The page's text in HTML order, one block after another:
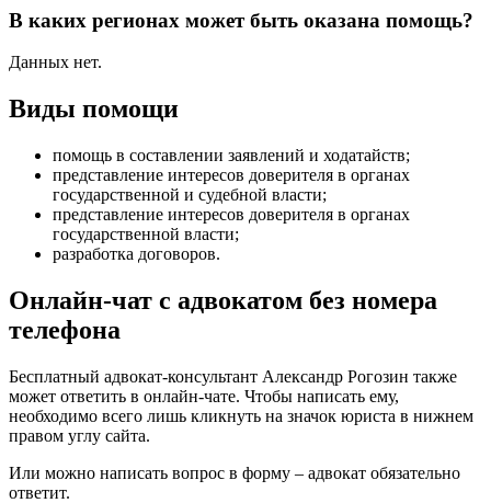
В каких регионах может быть оказана помощь?
Данных нет.
Виды помощи
помощь в составлении заявлений и ходатайств;
представление интересов доверителя в органах
государственной и судебной власти;
представление интересов доверителя в органах
государственной власти;
разработка договоров.
Онлайн-чат с адвокатом без номера
телефона
Бесплатный адвокат-консультант Александр Рогозин также
может ответить в онлайн-чате. Чтобы написать ему,
необходимо всего лишь кликнуть на значок юриста в нижнем
правом углу сайта.
Или можно написать вопрос в форму – адвокат обязательно
ответит.